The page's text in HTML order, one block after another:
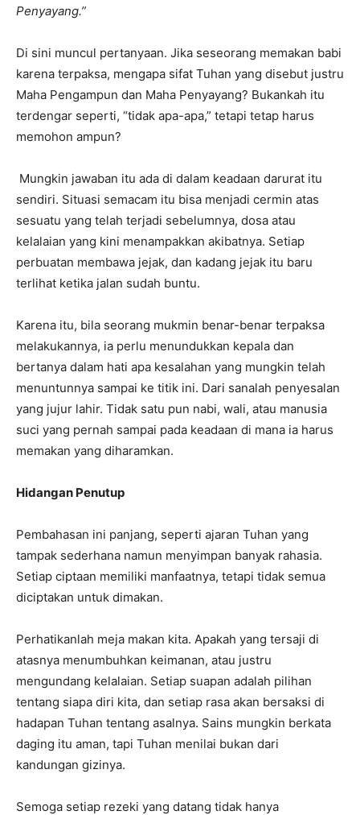
Penyayang.”
Di sini muncul pertanyaan. Jika seseorang memakan babi
karena terpaksa, mengapa sifat Tuhan yang disebut justru
Maha Pengampun dan Maha Penyayang? Bukankah itu
terdengar seperti, “tidak apa-apa,” tetapi tetap harus
memohon ampun?
Mungkin jawaban itu ada di dalam keadaan darurat itu
sendiri. Situasi semacam itu bisa menjadi cermin atas
sesuatu yang telah terjadi sebelumnya, dosa atau
kelalaian yang kini menampakkan akibatnya. Setiap
perbuatan membawa jejak, dan kadang jejak itu baru
terlihat ketika jalan sudah buntu.
Karena itu, bila seorang mukmin benar-benar terpaksa
melakukannya, ia perlu menundukkan kepala dan
bertanya dalam hati apa kesalahan yang mungkin telah
menuntunnya sampai ke titik ini. Dari sanalah penyesalan
yang jujur lahir. Tidak satu pun nabi, wali, atau manusia
suci yang pernah sampai pada keadaan di mana ia harus
memakan yang diharamkan.
Hidangan Penutup
Pembahasan ini panjang, seperti ajaran Tuhan yang
tampak sederhana namun menyimpan banyak rahasia.
Setiap ciptaan memiliki manfaatnya, tetapi tidak semua
diciptakan untuk dimakan.
Perhatikanlah meja makan kita. Apakah yang tersaji di
atasnya menumbuhkan keimanan, atau justru
mengundang kelalaian. Setiap suapan adalah pilihan
tentang siapa diri kita, dan setiap rasa akan bersaksi di
hadapan Tuhan tentang asalnya. Sains mungkin berkata
daging itu aman, tapi Tuhan menilai bukan dari
kandungan gizinya.
Semoga setiap rezeki yang datang tidak hanya